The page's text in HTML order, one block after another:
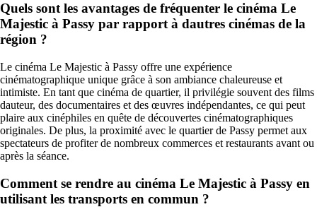
Quels sont les avantages de fréquenter le cinéma Le
Majestic à Passy par rapport à dautres cinémas de la
région ?
Le cinéma Le Majestic à Passy offre une expérience
cinématographique unique grâce à son ambiance chaleureuse et
intimiste. En tant que cinéma de quartier, il privilégie souvent des films
dauteur, des documentaires et des œuvres indépendantes, ce qui peut
plaire aux cinéphiles en quête de découvertes cinématographiques
originales. De plus, la proximité avec le quartier de Passy permet aux
spectateurs de profiter de nombreux commerces et restaurants avant ou
après la séance.
Comment se rendre au cinéma Le Majestic à Passy en
utilisant les transports en commun ?